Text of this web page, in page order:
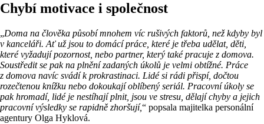
Chybí motivace i společnost
„Doma na člověka působí mnohem víc rušivých faktorů, než kdyby byl
v kanceláři. Ať už jsou to domácí práce, které je třeba udělat, děti,
které vyžadují pozornost, nebo partner, který také pracuje z domova.
Soustředit se pak na plnění zadaných úkolů je velmi obtížné. Práce
z domova navíc svádí k prokrastinaci. Lidé si rádi přispí, dočtou
rozečtenou knížku nebo dokoukají oblíbený seriál. Pracovní úkoly se
pak hromadí, lidé je nestíhají plnit, jsou ve stresu, dělají chyby a jejich
pracovní výsledky se rapidně zhoršují,“ popsala majitelka personální
agentury Olga Hyklová.